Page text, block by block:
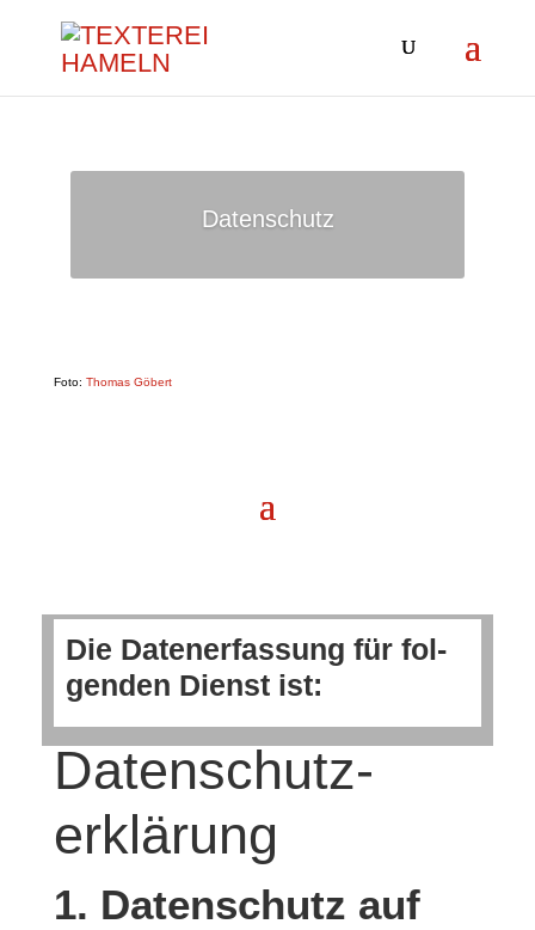
Daten­schutz
Foto: Tho­mas Göbert
Die Daten­er­fas­sung für fol­
gen­den Dienst ist:
Datenschutz­
erklärung
1. Daten­schutz auf